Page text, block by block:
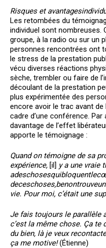
Risques et avantages
Les retombées du
individuel sont nombreuses.
groupe, à la radio ou sur un
personnes rencontrées ont
le stress de la prestation
vécu diverses réactions
sèche, trembler ou faire de
découlant de la prestation
plus expérimentée des
encore avoir le trac avant
cadre d’une conférence.
davantage de l’effet
apporte le témoignage :
Quand on témoigne de sa
expérience, [il] y a une vraie
adeschosesquibloquentle
deceschoses,benontrouveun
vie. Pour moi, c’était une
Je fais toujours le parallèle
c’estla même chose. Ça te
du bien, là je veux
ça me motive!(Étienne)